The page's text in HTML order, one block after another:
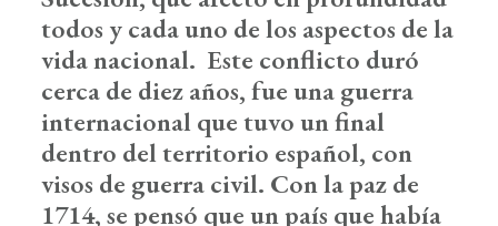
todos y cada uno de los aspectos de la
vida nacional. Este conflicto duró
cerca de diez años, fue una guerra
internacional que tuvo un final
dentro del territorio español, con
visos de guerra civil. Con la paz de
1714, se pensó que un país que había